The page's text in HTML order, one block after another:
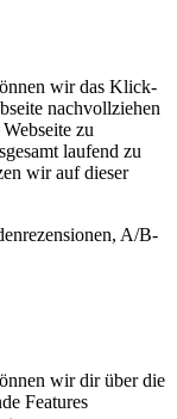
wir das Klick-
nachvollziehen
zu
laufend zu
wir auf dieser
A/B-
wir dir über die
Features